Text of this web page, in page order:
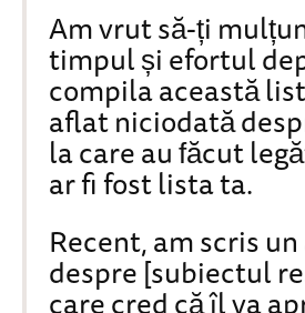
Am vrut să-ți
timpul și efortul
compila această
aflat niciodată
la care au făcut
ar fi fost lista ta.
Recent, am scris
despre [subiectul